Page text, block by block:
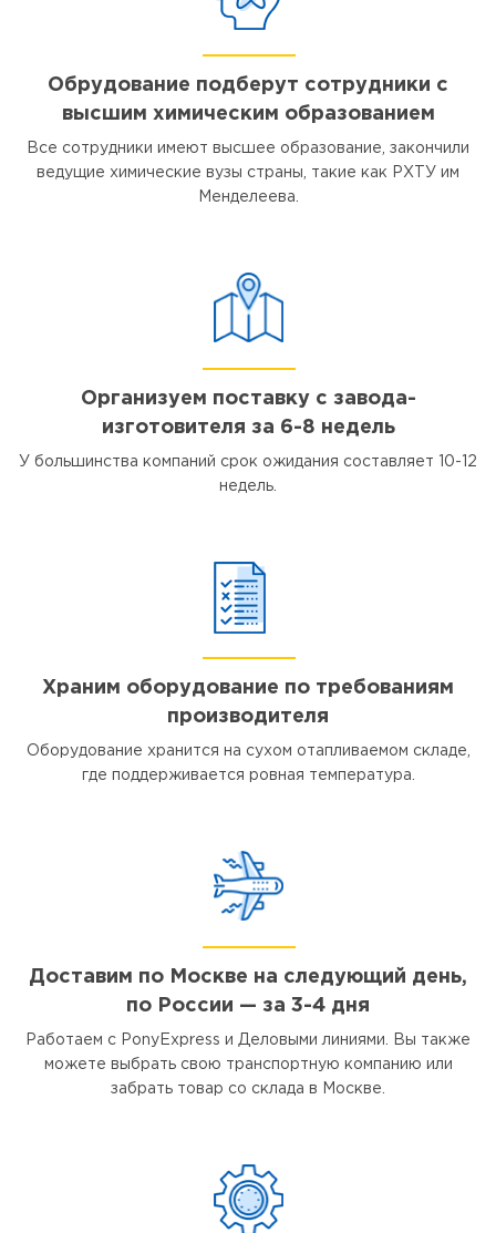
Обрудование подберут сотрудники с
высшим химическим образованием
Все сотрудники имеют высшее образование, закончили
ведущие химические вузы страны, такие как РХТУ им
Менделеева.
Организуем поставку с завода-
изготовителя за 6-8 недель
У большинства компаний срок ожидания составляет 10-12
недель.
Храним оборудование по требованиям
производителя
Оборудование хранится на сухом отапливаемом складе,
где поддерживается ровная температура.
Доставим по Москве на следующий день,
по России — за 3-4 дня
Работаем с PonyExpress и Деловыми линиями. Вы также
можете выбрать свою транспортную компанию или
забрать товар со склада в Москве.